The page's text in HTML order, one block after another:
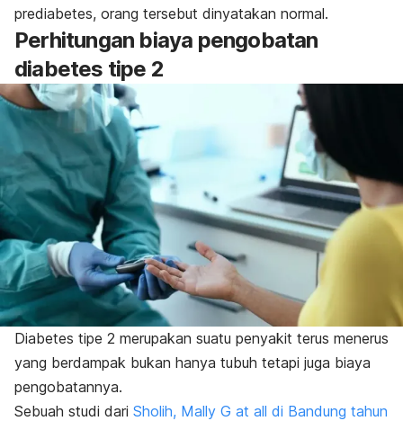
prediabetes, orang tersebut dinyatakan normal.
Perhitungan biaya pengobatan
diabetes tipe 2
Diabetes tipe 2 merupakan suatu penyakit terus menerus
yang berdampak bukan hanya tubuh tetapi juga biaya
pengobatannya.
Sebuah studi dari Sholih, Mally G at all di Bandung tahun